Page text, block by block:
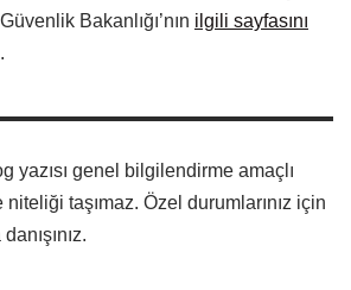
Bakanlığı’nın ilgili sayfasını
yazısı genel bilgilendirme amaçlı
taşımaz. Özel durumlarınız için